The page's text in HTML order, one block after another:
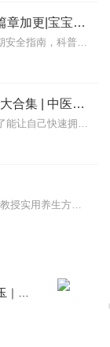
安全警长啦咘啦哆·假期篇|新篇章加更|宝宝巴士故事
【适听年龄】4岁+给4-6岁儿童的假期安全指南，科普知识，守护成长。通过孩子喜欢的侦探故事和角色榜样，结合景点观光、户外畅玩、旅行途中、假期在家、商超玩乐等五大...
徐文兵梁冬对话《黄帝内经》大合集 | 中医养生
“黄帝内经说什么”系列全集：一套读了能让自己快速拥有天时、地利、人和的正能量书籍。年轻人读了能更好地懂得处事养身，变得强大；中年人读了会放下得失，随心所欲；老年...
北京卫视养生堂特邀中医学者佟彤，教授实用养生方法。点击“订阅”，获取课程最新情况。更多养生资讯请关注公众号“健康新佟学”！【节目推荐】《佟彤：中医健康自测自理5...